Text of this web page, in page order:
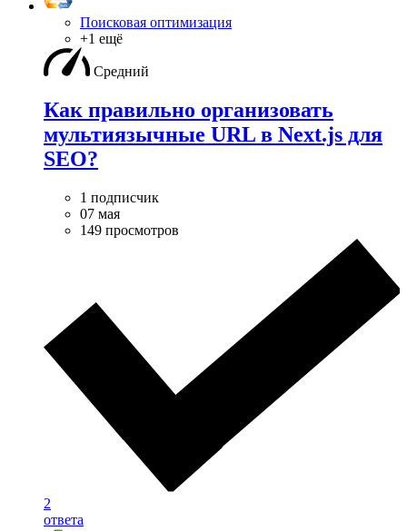
Поисковая оптимизация
+1 ещё
Средний
Как правильно организовать
мультиязычные URL в Next.js для
SEO?
1 подписчик
07 мая
149 просмотров
2
ответа